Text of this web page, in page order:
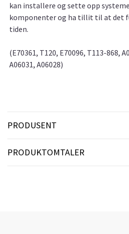
kan installere og sette opp
komponenter og ha tillit til at det
tiden.
(E70361, T120, E70096, T113-868,
A06031, A06028)
PRODUSENT
PRODUKTOMTALER